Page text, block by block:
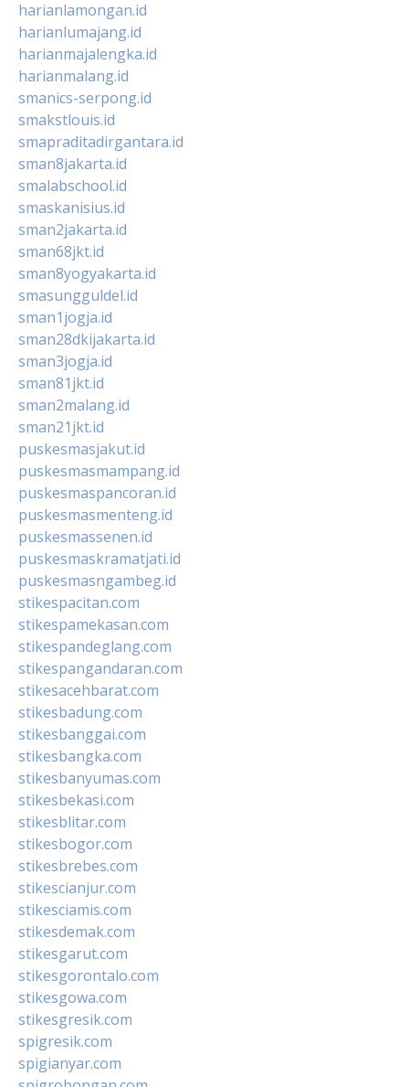
harianlamongan.id
harianlumajang.id
harianmajalengka.id
harianmalang.id
smanics-serpong.id
smakstlouis.id
smapraditadirgantara.id
sman8jakarta.id
smalabschool.id
smaskanisius.id
sman2jakarta.id
sman68jkt.id
sman8yogyakarta.id
smasungguldel.id
sman1jogja.id
sman28dkijakarta.id
sman3jogja.id
sman81jkt.id
sman2malang.id
sman21jkt.id
puskesmasjakut.id
puskesmasmampang.id
puskesmaspancoran.id
puskesmasmenteng.id
puskesmassenen.id
puskesmaskramatjati.id
puskesmasngambeg.id
stikespacitan.com
stikespamekasan.com
stikespandeglang.com
stikespangandaran.com
stikesacehbarat.com
stikesbadung.com
stikesbanggai.com
stikesbangka.com
stikesbanyumas.com
stikesbekasi.com
stikesblitar.com
stikesbogor.com
stikesbrebes.com
stikescianjur.com
stikesciamis.com
stikesdemak.com
stikesgarut.com
stikesgorontalo.com
stikesgowa.com
stikesgresik.com
spigresik.com
spigianyar.com